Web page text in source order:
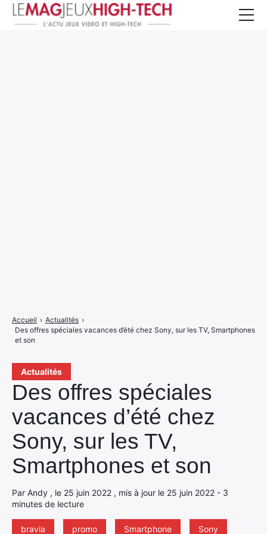
Actualités
Des offres spéciales
vacances d’été chez
Sony, sur les TV,
Smartphones et son
Par Andy , le 25 juin 2022 , mis à jour le 25 juin 2022 - 3
minutes de lecture
bravia promo Smartphone Sony
Accueil › Actualités ›
Des offres spéciales vacances d’été chez Sony, sur les TV, Smartphones
et son